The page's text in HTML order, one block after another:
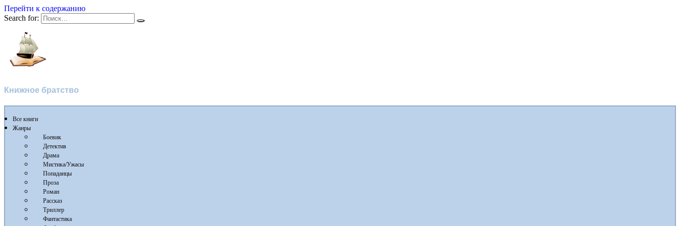
Перейти к содержанию
Search for:
Книжное братство
Все книги
Жанры
Боевик
Детектив
Драма
Мистика/Ужасы
Попаданцы
Проза
Роман
Рассказ
Триллер
Фантастика